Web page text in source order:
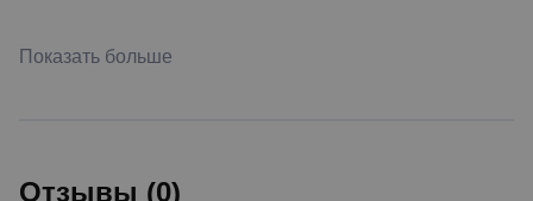
Показать больше
Отзывы (0)